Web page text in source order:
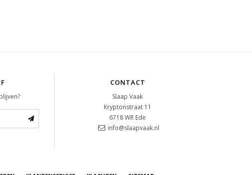
CONTACT
Slaap Vaak
Kryptonstraat 11
6718 WR Ede
info@slaapvaak.nl